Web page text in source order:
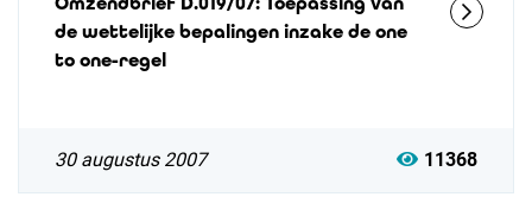
de wettelijke bepalingen inzake de one
to one-regel
30 augustus 2007 11368